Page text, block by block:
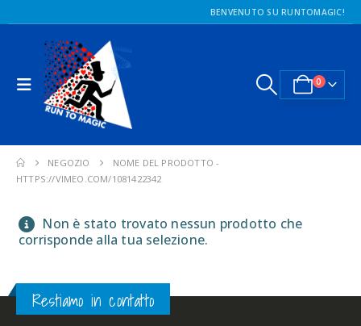
BENVENUTO SU RUNTOMAGIC!
0
NEGOZIO
NOME DEL PRODOTTO -
HTTPS://VIMEO.COM/1081422342
Non è stato trovato nessun prodotto che
corrisponde alla tua selezione.
Restiamo in contatto